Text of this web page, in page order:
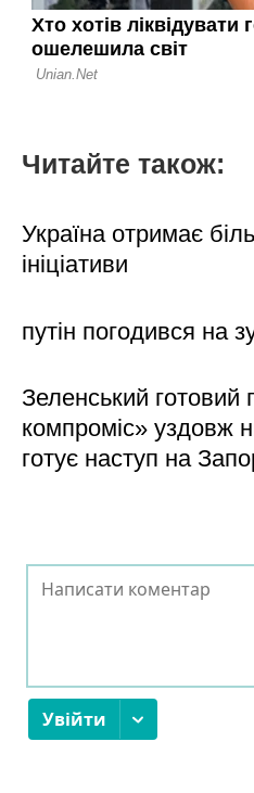
Читайте також:
Україна отримає
ініціативи
путін погодився на
Зеленський готовий
компроміс» уздовж
готує наступ на